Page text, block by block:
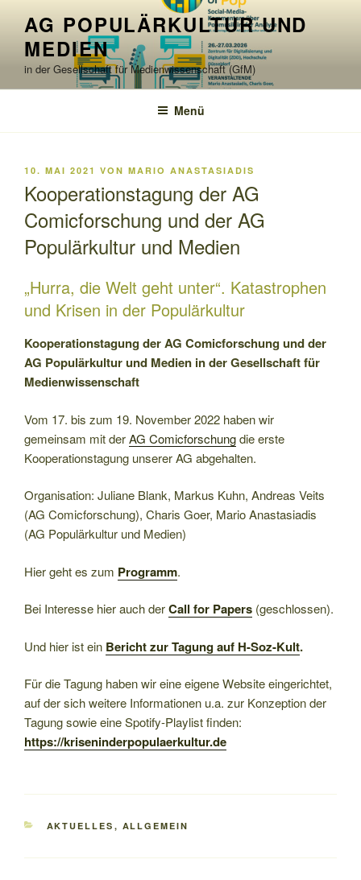
Inhalt
springen
AG POPULÄRKULTUR UND
MEDIEN
in der Gesellschaft für Medienwissenschaft (GfM)
Menü
VERÖFFENTLICHT
AM
10. MAI 2021 VON MARIO ANASTASIADIS
Kooperationstagung der AG
Comicforschung und der AG
Populärkultur und Medien
„Hurra, die Welt geht unter“. Katastrophen
und Krisen in der Populärkultur
Kooperationstagung der AG Comicforschung und der
AG Populärkultur und Medien in der Gesellschaft für
Medienwissenschaft
Vom 17. bis zum 19. November 2022 haben wir
gemeinsam mit derAG Comicforschungdie erste
Kooperationstagung unserer AG abgehalten.
Organisation: Juliane Blank, Markus Kuhn, Andreas Veits
(AG Comicforschung), Charis Goer, Mario Anastasiadis
(AG Populärkultur und Medien)
Hier geht es zum Programm.
Bei Interesse hier auch derCall for Papers (geschlossen).
Und hier ist ein Bericht zur Tagung auf H-Soz-Kult.
Für die Tagung haben wir eine eigene Website eingerichtet,
auf der sich weitere Informationen u.a. zur Konzeption der
Tagung sowie eine Spotify-Playlist finden:
https://kriseninderpopulaerkultur.de
KATEGORIEN
AKTUELLES , ALLGEMEIN